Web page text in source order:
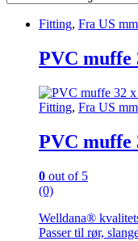
Fitting, Fra US
PVC muffe
Fitting, Fra US
PVC muffe
0 out of 5
(0)
Welldana®
Passer til rør,